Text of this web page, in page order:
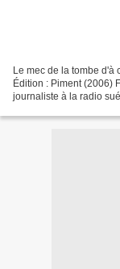
Le mec de la tombe d'à
Édition : Piment (2006)
journaliste à la radio